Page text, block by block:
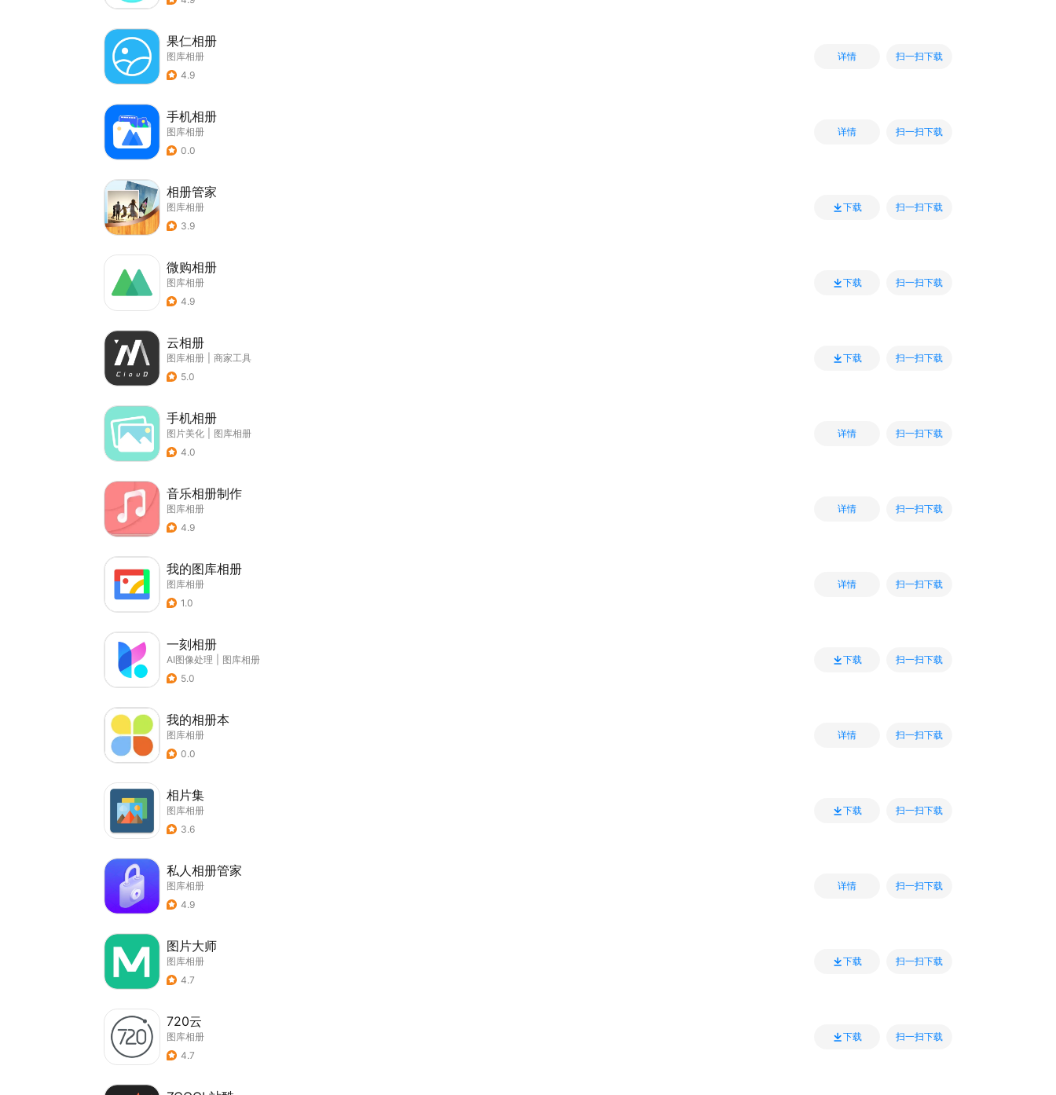
果仁相册
图库相册
4.9
详情 扫一扫下载
手机相册
图库相册
0.0
详情 扫一扫下载
相册管家
图库相册
3.9
下载 扫一扫下载
微购相册
图库相册
4.9
下载 扫一扫下载
云相册
图库相册
商家工具
5.0
下载 扫一扫下载
手机相册
图片美化
图库相册
4.0
详情 扫一扫下载
音乐相册制作
图库相册
4.9
详情 扫一扫下载
我的图库相册
图库相册
1.0
详情 扫一扫下载
一刻相册
AI图像处理
图库相册
5.0
下载 扫一扫下载
我的相册本
图库相册
0.0
详情 扫一扫下载
相片集
图库相册
3.6
下载 扫一扫下载
私人相册管家
图库相册
4.9
详情 扫一扫下载
图片大师
图库相册
4.7
下载 扫一扫下载
720云
图库相册
4.7
下载 扫一扫下载